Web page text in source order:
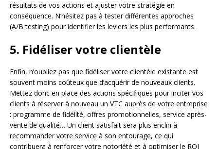
résultats de vos actions et ajuster votre stratégie en
conséquence. N’hésitez pas à tester différentes approches
(A/B testing) pour identifier les leviers les plus performants.
5. Fidéliser votre clientèle
Enfin, n’oubliez pas que fidéliser votre clientèle existante est
souvent moins coûteux que d’acquérir de nouveaux clients.
Mettez donc en place des actions spécifiques pour inciter vos
clients à réserver à nouveau un VTC auprès de votre entreprise
: programme de fidélité, offres promotionnelles, service après-
vente de qualité… Un client satisfait sera plus enclin à
recommander votre service à son entourage, ce qui
contribuera à renforcer votre notoriété et à optimiser le ROI